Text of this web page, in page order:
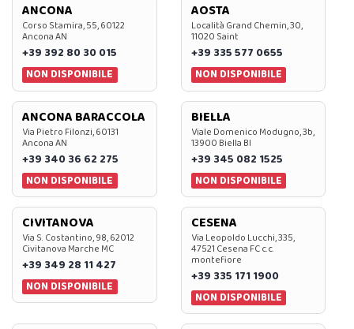
ANCONA
Corso Stamira, 55, 60122
Ancona AN
+39 392 80 30 015
NON DISPONIBILE
AOSTA
Località Grand Chemin, 30,
11020 Saint
+39 335 577 0655
NON DISPONIBILE
ANCONA BARACCOLA
Via Pietro Filonzi, 60131
Ancona AN
+39 340 36 62 275
NON DISPONIBILE
BIELLA
Viale Domenico Modugno, 3b,
13900 Biella BI
+39 345 082 1525
NON DISPONIBILE
CIVITANOVA
Via S. Costantino, 98, 62012
Civitanova Marche MC
+39 349 28 11 427
NON DISPONIBILE
CESENA
Via Leopoldo Lucchi, 335,
47521 Cesena FC c.c.
montefiore
+39 335 171 1900
NON DISPONIBILE